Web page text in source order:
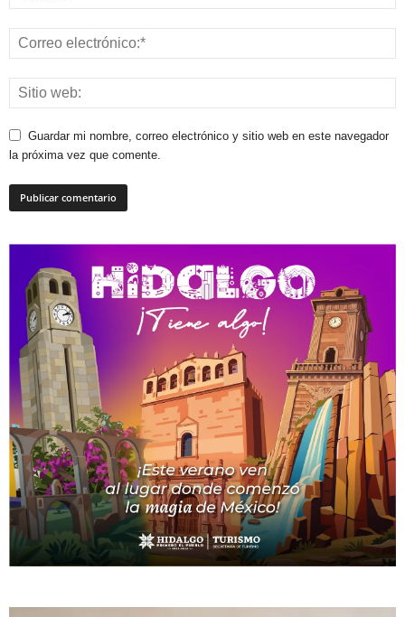
Guardar mi nombre, correo electrónico y sitio web en este navegador
la próxima vez que comente.